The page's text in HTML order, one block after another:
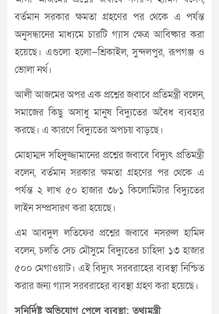
বর্তমান সরকার ক্ষমতা গ্রহণের পর থেকে এ পর্যন্ত
অনুসন্ধানের মাধ্যমে চারটি গ্যাস ক্ষেত্র আবিষ্কার করা
হয়েছে। এগুলো হলো—শ্রিকাইল, সুন্দলপুর, রূপগঞ্জ ও
ভোলা নর্থ।
আলী আজমের অপর এক প্রশ্নের জবাবে প্রতিমন্ত্রী বলেন,
সমাজের কিছু অসাধু মানুষ বিদ্যুতের অবৈধ ব্যবহার
করছে। এ কারণে বিদ্যুতের অপচয় বাড়ছে।
মোহাম্মদ সহিদুজ্জামানের প্রশ্নের জবাবে বিদ্যুৎ প্রতিমন্ত্রী
বলেন, বর্তমান সরকার ক্ষমতা গ্রহণের পর থেকে এ
পর্যন্ত ২ লাখ ৫০ হাজার ৩৮১ কিলোমিটার বিদ্যুতের
লাইন সম্প্রসারণ করা হয়েছে।
এম আবদুল লতিফের প্রশ্নের জবাবে নসরুল হামিদ
বলেন, চলতি সেচ মৌসুমে বিদ্যুতের চাহিদা ১৩ হাজার
৫০০ মেগাওয়াট। এই বিদ্যুৎ সরবরাহের ব্যবস্থা নিশ্চিত
করার জন্য গ্যাস সরবরাহের ব্যবস্থা গ্রহণ করা হয়েছে।
সুনির্দিষ্ট অভিযোগ পেলে ব্যবস্থা: তথ্যমন্ত্রী